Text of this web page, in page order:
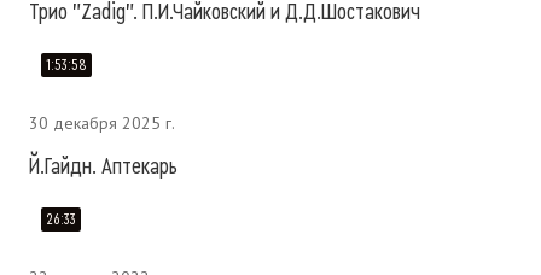
Трио "Zadig". П.И.Чайковский и Д.Д.Шостакович
1:53:58
30 декабря 2025 г.
Й.Гайдн. Аптекарь
26:33